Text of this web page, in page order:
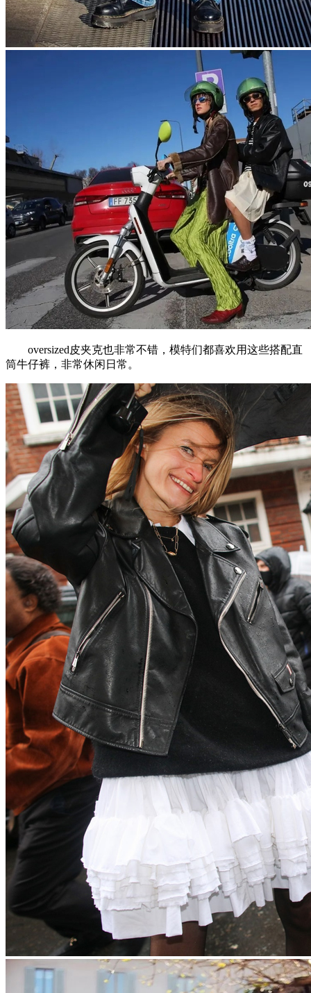
oversized皮夹克也非常不错，模特们都喜欢用这些搭配直
筒牛仔裤，非常休闲日常。